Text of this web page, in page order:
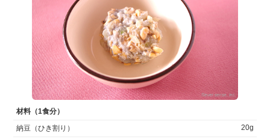
材料（1食分）
納豆（ひき割り）
20g